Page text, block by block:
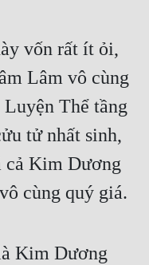
vốn rất ít ỏi,
Lâm vô cùng
Thể tầng
tử nhất sinh,
cả Kim Dương
cùng quý giá.
Kim Dương